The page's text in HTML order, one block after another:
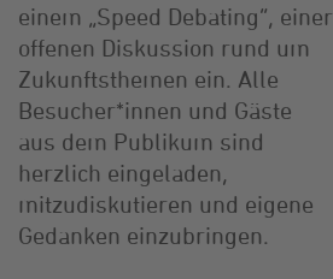
einem „Speed Debating“, einer
offenen Diskussion rund um
Zukunftsthemen ein. Alle
Besucher*innen und Gäste
aus dem Publikum sind
herzlich eingeladen,
mitzudiskutieren und eigene
Gedanken einzubringen.